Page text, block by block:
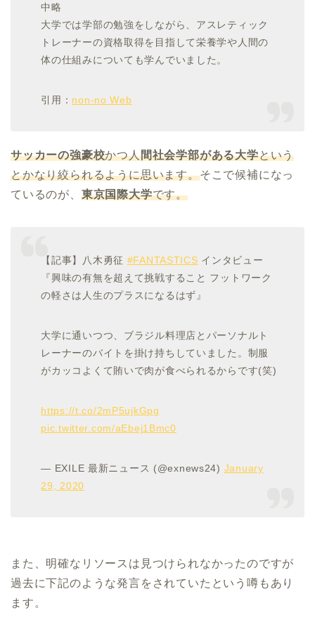
中略
大学では学部の勉強をしながら、アスレティック
トレーナーの資格取得を目指して栄養学や人間の
体の仕組みについても学んでいました。
引用： non-no Web
サッカーの強豪校かつ人間社会学部がある大学という
とかなり絞られるように思います。そこで候補になっ
ているのが、 東京国際大学です。
【記事】八木勇征 #FANTASTICS インタビュー
『興味の有無を超えて挑戦すること フットワーク
の軽さは人生のプラスになるはず』
大学に通いつつ、ブラジル料理店とパーソナルト
レーナーのバイトを掛け持ちしていました。制服
がカッコよくて賄いで肉が食べられるからです(笑)
https://t.co/2mP5ujkGpg
pic.twitter.com/aEbej1Bmc0
— EXILE 最新ニュース (@exnews24) January
29, 2020
また、明確なリソースは見つけられなかったのですが
過去に下記のような発言をされていたという噂もあり
ます。